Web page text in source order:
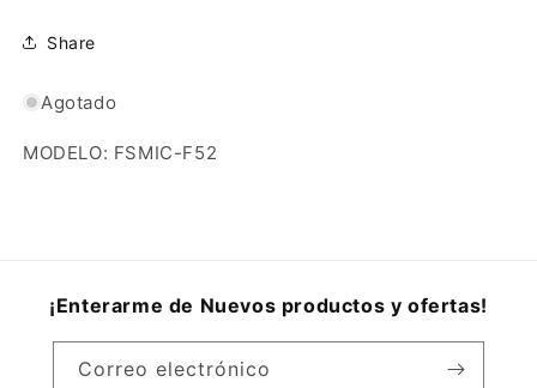
Share
Agotado
MODELO: FSMIC-F52
¡Enterarme de Nuevos productos y ofertas!
Correo electrónico